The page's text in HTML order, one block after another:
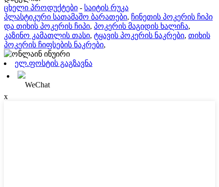
ცხელი პროდუქტები - საიტის რუკა
პლასტიკური სათამაშო ბარათები, ჩინეთის პოკერის ჩიპი
და თიხის პოკერის ჩიპი, პოკერის მაგიდის ხალიჩა,
კაზინო კამათლის თასი, ტყავის პოკერის ნაკრები, თიხის
პოკერის ჩიფსების ნაკრები,
ელ.ფოსტის გაგზავნა
WeChat
x